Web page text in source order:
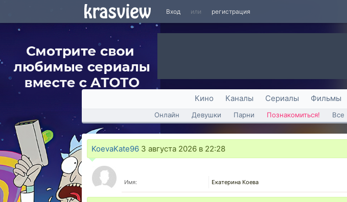
Вход или регистрация
Кино Каналы Сериалы Фильмы
Онлайн Девушки Парни Познакомиться! Все
KoevaKate96 3 августа 2026 в 22:28
Имя: Екатерина Коева